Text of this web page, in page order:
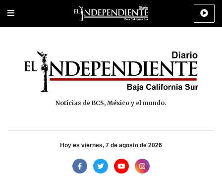
Portada Los Cabos Policiaca Deportes Cultura
Noticias de BCS, México y el mundo.
Hoy es viernes, 7 de agosto de 2026